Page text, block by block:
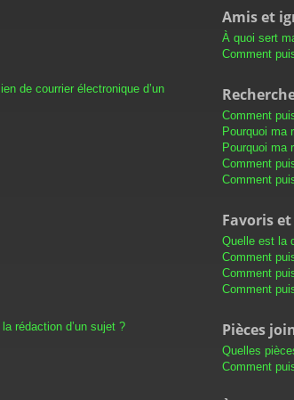
de courrier électronique d’un
rédaction d’un sujet ?
Amis et
À quoi sert
Comment
Comment
Pourquoi ma
Pourquoi ma
Comment
Comment
Favoris
Quelle est la
Comment
Comment
Comment
Pièces
Quelles
Comment